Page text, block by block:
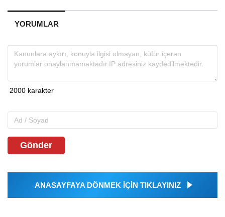
YORUMLAR
Gönder
ANASAYFAYA DÖNMEK İÇİN TIKLAYINIZ